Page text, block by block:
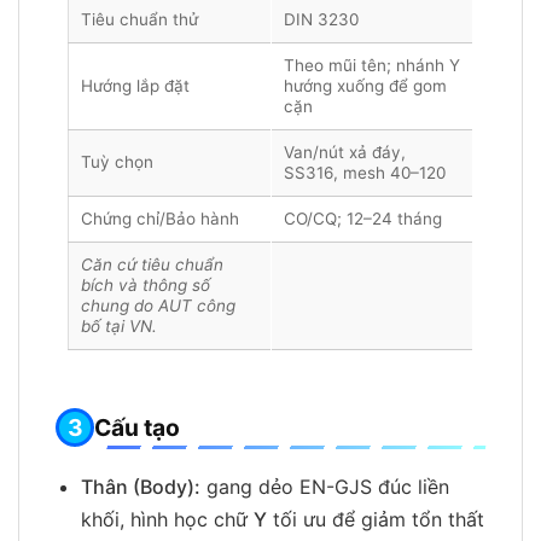
Tiêu chuẩn thử DIN 3230
Hướng lắp đặt
Theo mũi tên; nhánh Y
hướng xuống để gom
cặn
Tuỳ chọn
Van/nút xả đáy,
SS316, mesh 40–120
Chứng chỉ/Bảo hành CO/CQ; 12–24 tháng
Căn cứ tiêu chuẩn
bích và thông số
chung do AUT công
bố tại VN.
Cấu tạo
Thân (Body): gang dẻo EN-GJS đúc liền
khối, hình học chữ Ytối ưu để giảm tổn thất